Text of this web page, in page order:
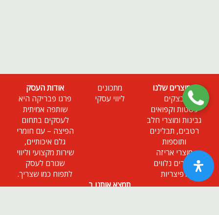
המוצרים שלנו
בצקים
פסטות וקפואים
גבינות ומוצרי חלב
רטבים, תבלינים
ותוספות
מוצרי אריזה
מוצרים נלווים
לפיצריות
מתכונים
ליווי עסקי
אודות העסק
פרגו פבריקה היא
שותפה אמיתית
לעסקים בתחום
הפיצה – עם חומרי
גלם איכותיים,
שירות מקצועי וליווי
שגורם לעסק
לתפוח כמו שצריך.
תמצא אותנו ב